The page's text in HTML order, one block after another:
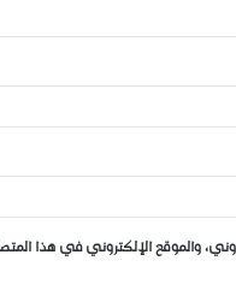
والموقع الإلكتروني في هذا